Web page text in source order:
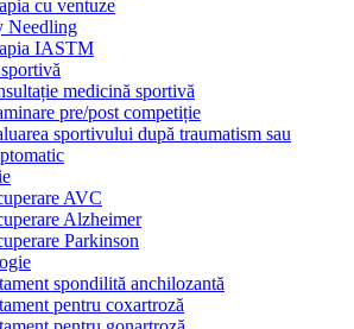
cu ventuze
Needling
IASTM
medicină sportivă
pre/post competiție
sportivului după traumatism sau
AVC
Alzheimer
Parkinson
spondilită anchilozantă
pentru coxartroză